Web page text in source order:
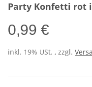
Party Konfetti rot
0,99 €
inkl. 19% USt. , zzgl.